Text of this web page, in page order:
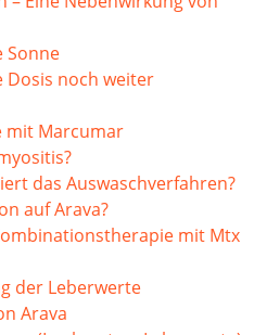
Sonne
Dosis noch weiter
mit Marcumar
das Auswaschverfahren?
auf Arava?
mit Mtx
der Leberwerte
Arava